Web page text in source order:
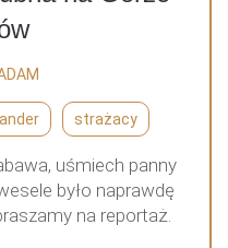
strażacy
uśmiech panny
było naprawdę
na reportaż.